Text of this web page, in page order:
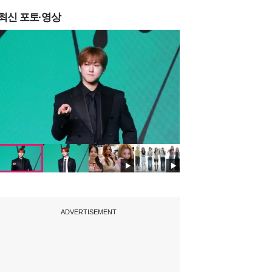
신 포토·영상
ADVERTISEMENT